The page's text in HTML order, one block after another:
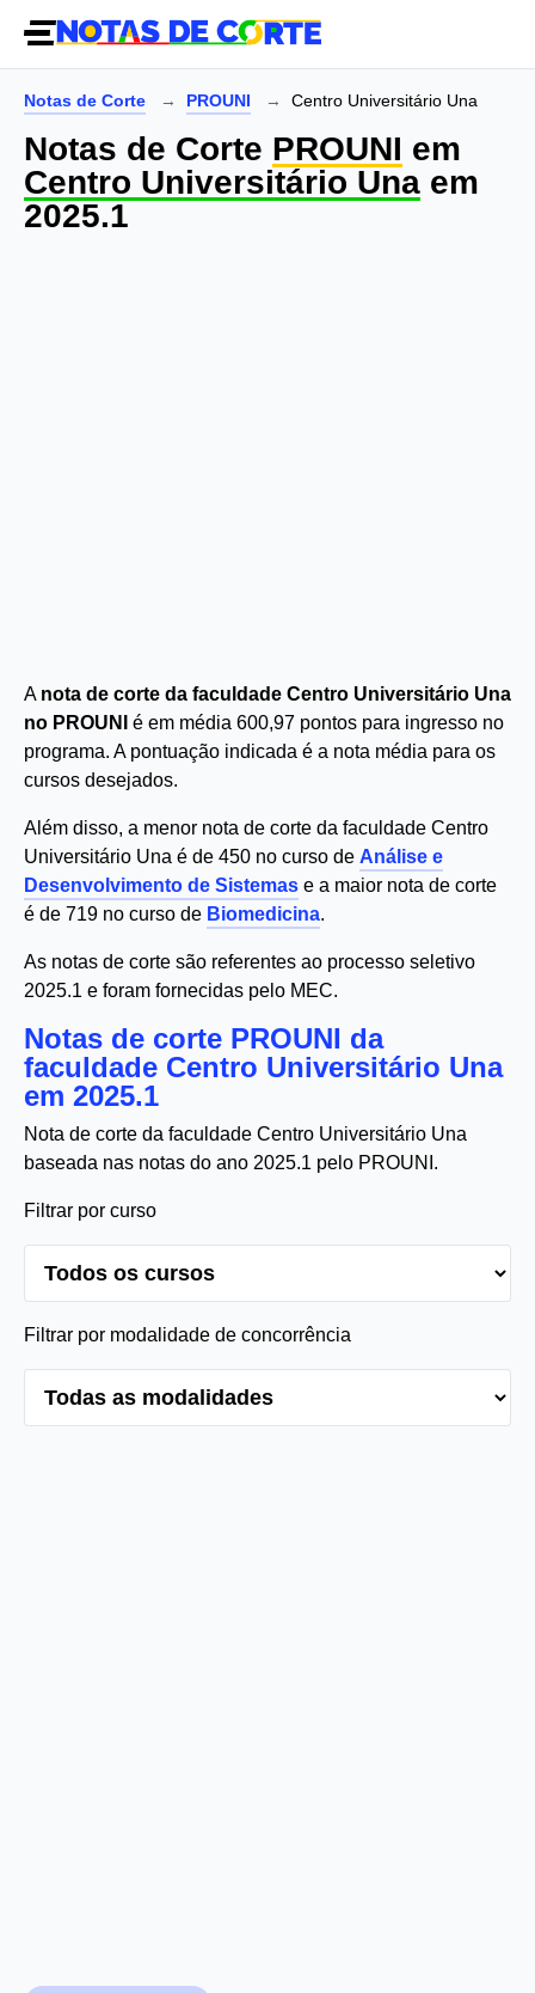
Notas de Corte PROUNI Centro Universitário Una
Notas de Corte PROUNI em
Centro Universitário Una em
2025.1
A nota de corte da faculdade Centro Universitário Una
no PROUNI
é em média 600,97 pontos para ingresso no
programa. A pontuação indicada é a nota média para os
cursos desejados.
Além disso, a menor nota de corte da faculdade Centro
Universitário Una é de 450 no curso de Análise e
Desenvolvimento de Sistemas e a maior nota de corte
é de 719 no curso de Biomedicina.
As notas de corte são referentes ao processo seletivo
2025.1 e foram fornecidas pelo MEC.
Notas de corte PROUNI da
faculdade Centro Universitário Una
em 2025.1
Nota de corte da faculdade Centro Universitário Una
baseada nas notas do ano 2025.1 pelo PROUNI.
Filtrar por curso
Filtrar por modalidade de concorrência